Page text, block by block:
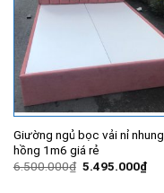
Giường ngủ bọc vải nỉ nhung
hồng 1m6 giá rẻ
6.500.000₫ Giá
5.495.000₫Giá
hiện